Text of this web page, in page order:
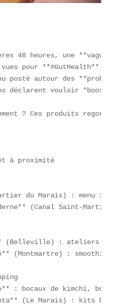
48 heures, une
pour **#GutHealth**
posté autour des
déclarent vouloir
? Ces produits
à proximité
du Marais) : menu 100
(Canal Saint-Martin)
(Belleville) : ateliers “DIY
(Montmartre) : smoothies
: bocaux de kimchi,
(Le Marais) : kits DIY